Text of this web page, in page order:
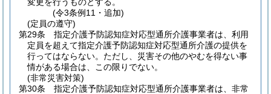
(令3条例11・追加)
(定員の遵守)
第29条
指定介護予防認知症対応型通所介護事業者は、利用
定員を超えて指定介護予防認知症対応型通所介護の提供を
行ってはならない。 ただし、災害その他のやむを得ない事
情がある場合は、この限りでない。
(非常災害対策)
第30条
指定介護予防認知症対応型通所介護事業者は、非常